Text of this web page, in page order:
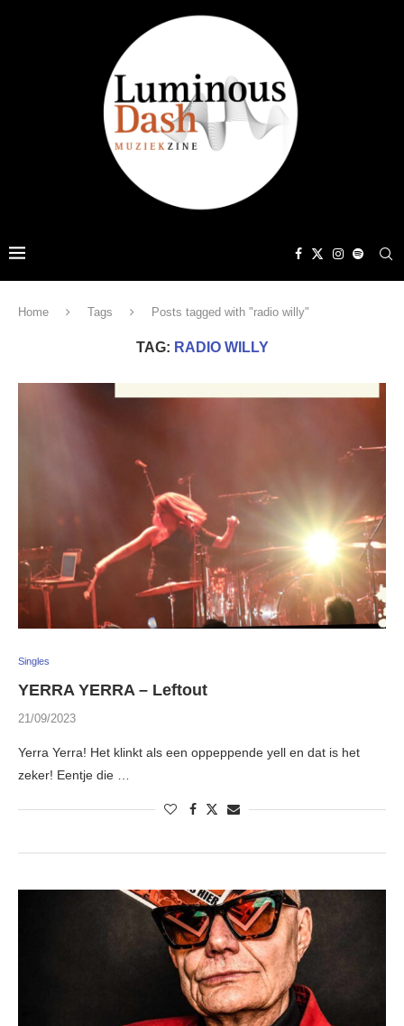
Home Tags Posts tagged with "radio willy"
TAG: RADIO WILLY
Singles
YERRA YERRA – Leftout
21/09/2023
Yerra Yerra! Het klinkt als een oppeppende yell en dat is het
zeker! Eentje die …